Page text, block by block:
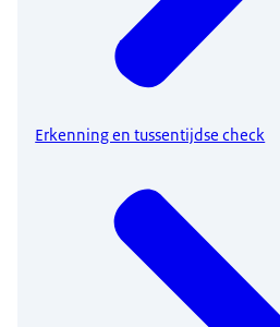
Erkenning en tussentijdse check